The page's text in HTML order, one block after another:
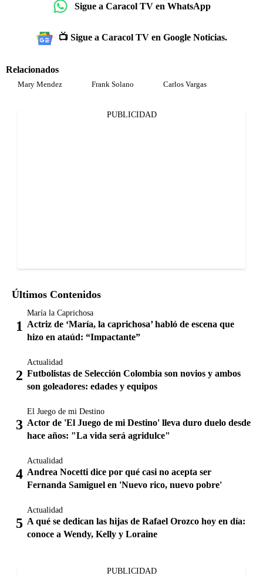
Sigue a Caracol TV en WhatsApp
📺 Sigue a Caracol TV en Google Noticias.
Relacionados
Mary Mendez Frank Solano Carlos Vargas
PUBLICIDAD
Últimos Contenidos
María la Caprichosa
Actriz de ‘María, la caprichosa’ habló de escena que
hizo en ataúd: “Impactante”
Actualidad
Futbolistas de Selección Colombia son novios y ambos
son goleadores: edades y equipos
El Juego de mi Destino
Actor de 'El Juego de mi Destino' lleva duro duelo desde
hace años: "La vida será agridulce"
Actualidad
Andrea Nocetti dice por qué casi no acepta ser
Fernanda Samiguel en 'Nuevo rico, nuevo pobre'
Actualidad
A qué se dedican las hijas de Rafael Orozco hoy en día:
conoce a Wendy, Kelly y Loraine
PUBLICIDAD